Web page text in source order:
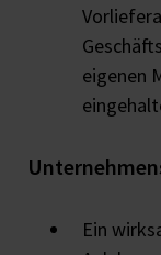
eigenen
Ein